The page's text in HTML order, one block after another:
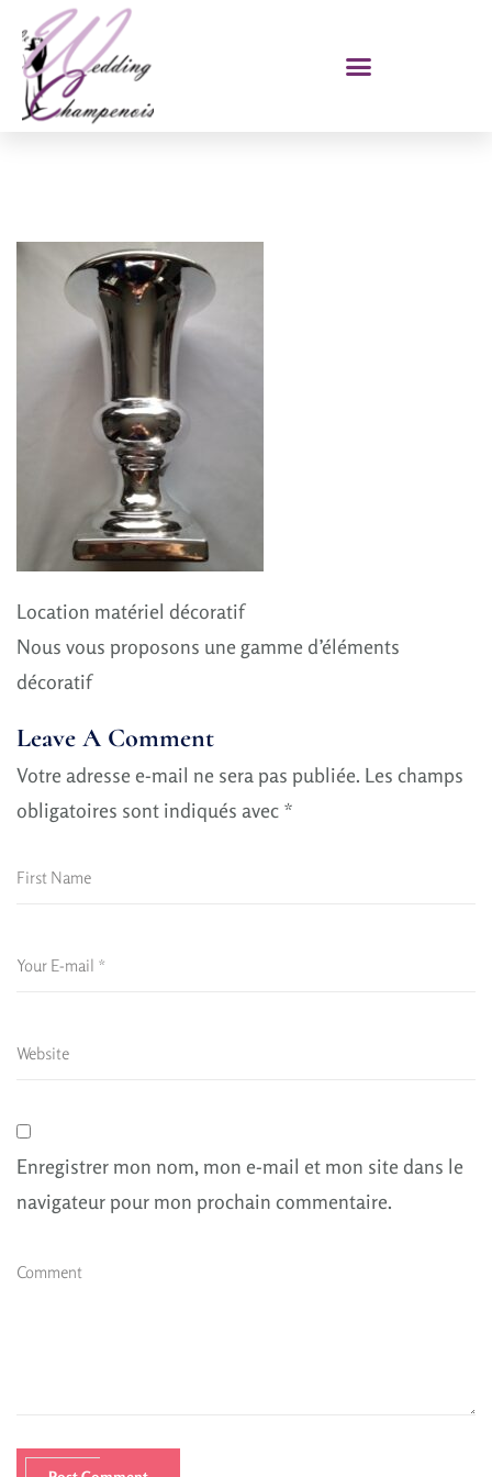
Location matériel décoratif
Nous vous proposons une gamme d’éléments
décoratif
Leave A Comment
Votre adresse e-mail ne sera pas publiée. Les champs
obligatoires sont indiqués avec *
Enregistrer mon nom, mon e-mail et mon site dans le
navigateur pour mon prochain commentaire.